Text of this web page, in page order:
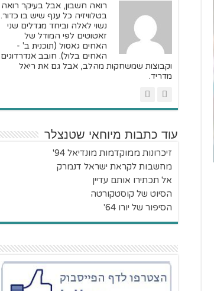
רואה חשבון, אבל בעיקר רואה
בטלוויזיה כל ענף שיש בו כדור.
נשוי לאלה וביחד מגדלים שני
זאטוטים לפי המודל של
האחים גאסול (תוכנית ב' -
האחים בלול). חובב אנדרדוגים
וקבוצות שמשחקות מהלב, אבל גם את ריאל
מדריד.
עוד כתבות מיוחאי שטנצלר
זיכרונות ממוקדמות מונדיאל 94'
מחשבות לקראת ישראל דנמרק
אל תכתירו אותם עדיין
הסיוט של קוסטקורטה
הסיפור של יורו 64'